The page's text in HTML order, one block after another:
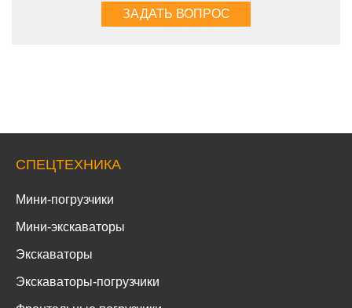
СПЕЦТЕХНИКА
Мини-погрузчики
Мини-экскаваторы
Экскаваторы
Экскаваторы-погрузчики